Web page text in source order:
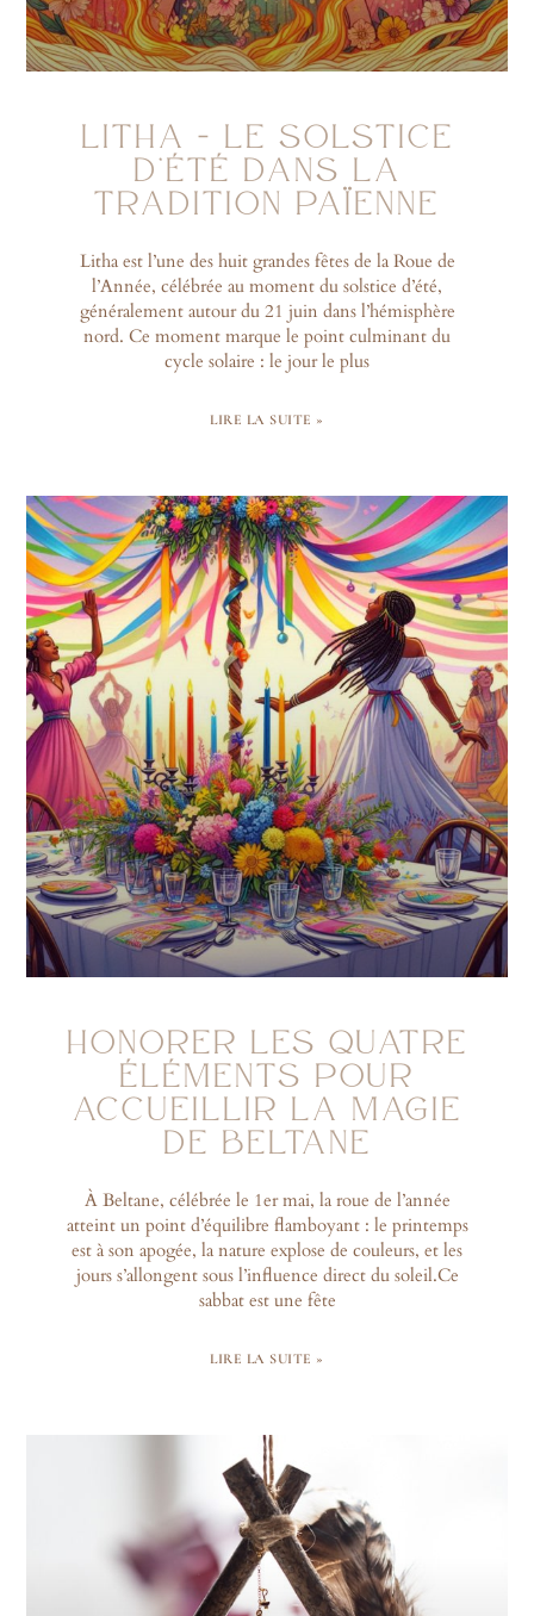
LITHA – LE SOLSTICE
D’ÉTÉ DANS LA
TRADITION PAÏENNE
Litha est l’une des huit grandes fêtes de la Roue de
l’Année, célébrée au moment du solstice d’été,
généralement autour du 21 juin dans l’hémisphère
nord. Ce moment marque le point culminant du
cycle solaire : le jour le plus
LIRE LA SUITE »
HONORER LES QUATRE
ÉLÉMENTS POUR
ACCUEILLIR LA MAGIE
DE BELTANE
À Beltane, célébrée le 1er mai, la roue de l’année
atteint un point d’équilibre flamboyant : le printemps
est à son apogée, la nature explose de couleurs, et les
jours s’allongent sous l’influence direct du soleil.Ce
sabbat est une fête
LIRE LA SUITE »